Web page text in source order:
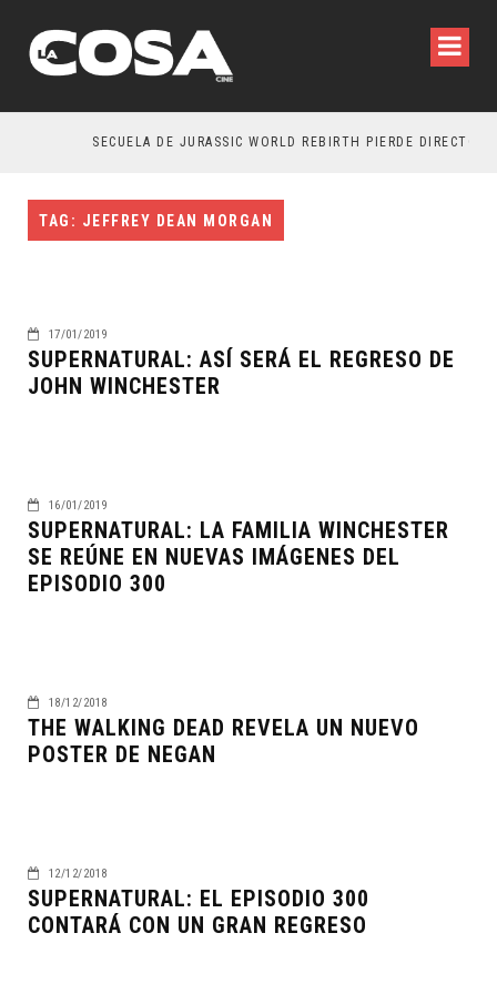
SECUELA DE JURASSIC WORLD REBIRTH PIERDE DIRECTOR
TAG: JEFFREY DEAN MORGAN
17/01/2019
SUPERNATURAL: ASÍ SERÁ EL REGRESO DE
JOHN WINCHESTER
16/01/2019
SUPERNATURAL: LA FAMILIA WINCHESTER
SE REÚNE EN NUEVAS IMÁGENES DEL
EPISODIO 300
18/12/2018
THE WALKING DEAD REVELA UN NUEVO
POSTER DE NEGAN
12/12/2018
SUPERNATURAL: EL EPISODIO 300
CONTARÁ CON UN GRAN REGRESO